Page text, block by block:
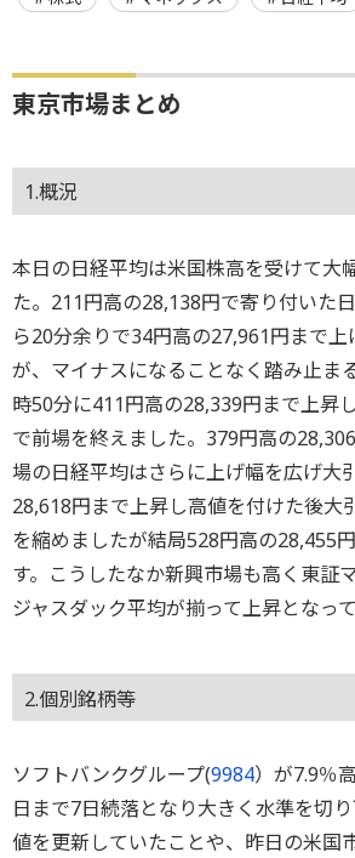
東京市場まとめ
1.概況
本日の日経平均は米国株高を受けて大
た。211円高の28,138円で寄り付いた
ら20分余りで34円高の27,961円まで
が、マイナスになることなく踏み止ま
時50分に411円高の28,339円まで上昇
で前場を終えました。379円高の
場の日経平均はさらに上げ幅を広げ大
28,618円まで上昇し高値を付けた後大
を縮めましたが結局528円高の28,455
す。こうしたなか新興市場も高く東証
ジャスダック平均が揃って上昇となって
2.個別銘柄等
ソフトバンクグループ(9984）が7.9％
日まで7日続落となり大きく水準を切
値を更新していたことや、昨日の米国